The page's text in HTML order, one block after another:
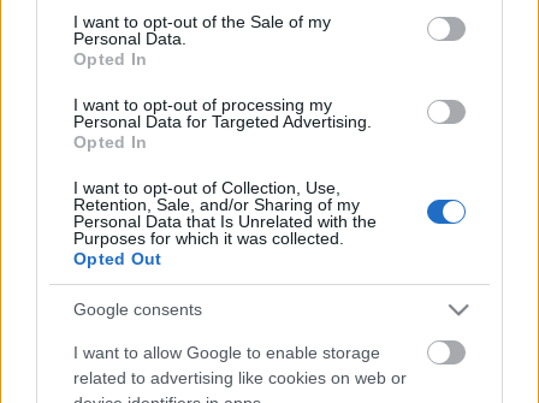
consent section.
I want to opt-out of the Sale of my
Personal Data.
Opted In
I want to opt-out of processing my
Personal Data for Targeted Advertising.
Opted In
I want to opt-out of Collection, Use,
Retention, Sale, and/or Sharing of my
Personal Data that Is Unrelated with the
Purposes for which it was collected.
Opted Out
Google consents
I want to allow Google to enable storage
related to advertising like cookies on web or
másodfokúra csökken a riasztás
HIRDETÉS